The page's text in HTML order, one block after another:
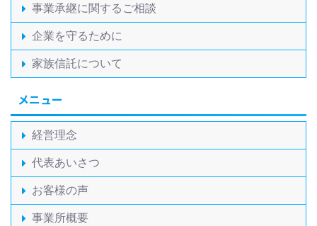
事業承継に関するご相談
企業を守るために
家族信託について
メニュー
経営理念
代表あいさつ
お客様の声
事業所概要